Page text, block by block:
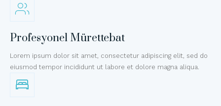
Profesyonel Mürettebat
Lorem ipsum dolor sit amet, consectetur adipiscing elit, sed do
eiusmod tempor incididunt ut labore et dolore magna aliqua.